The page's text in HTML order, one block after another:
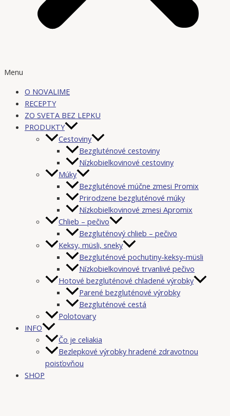
Menu
O NOVALIME
RECEPTY
ZO SVETA BEZ LEPKU
PRODUKTY
Cestoviny
Bezgluténové cestoviny
Nízkobielkovinové cestoviny
Múky
Bezgluténové múčne zmesi Promix
Prirodzene bezgluténové múky
Nízkobielkovinové zmesi Apromix
Chlieb – pečivo
Bezgluténový chlieb – pečivo
Keksy, müsli, sneky
Bezgluténové pochutiny-keksy-müsli
Nízkobielkovinové trvanlivé pečivo
Hotové bezgluténové chladené výrobky
Parené bezgluténové výrobky
Bezgluténové cestá
Polotovary
INFO
Čo je celiakia
Bezlepkové výrobky hradené zdravotnou
poisťovňou
SHOP